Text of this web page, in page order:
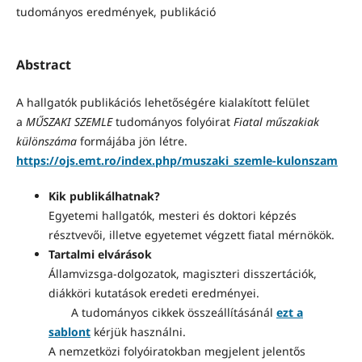
tudományos eredmények, publikáció
Abstract
A hallgatók publikációs lehetőségére kialakított felület
a MŰSZAKI SZEMLEtudományos folyóirat Fiatal műszakiak
különszámaformájába jön létre.
https://ojs.emt.ro/index.php/muszaki_szemle-kulonszam
Kik publikálhatnak?
Egyetemi hallgatók, mesteri és doktori képzés
résztvevői, illetve egyetemet végzett fiatal mérnökök.
Tartalmi elvárások
Államvizsga-dolgozatok, magiszteri disszertációk,
diákköri kutatások eredeti eredményei.
A tudományos cikkek összeállításánál ezt a
sablontkérjük használni.
A nemzetközi folyóiratokban megjelent jelentős